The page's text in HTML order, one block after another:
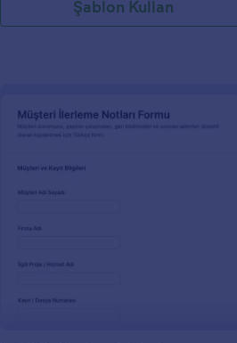
Şablon Kullan